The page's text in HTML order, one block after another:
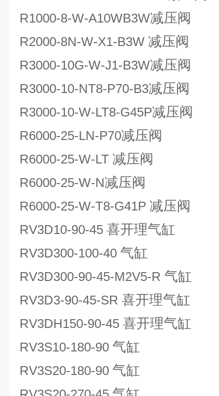
R1000-8-W-A10WB3W减压阀
R2000-8N-W-X1-B3W 减压阀
R3000-10G-W-J1-B3W减压阀
R3000-10-NT8-P70-B3减压阀
R3000-10-W-LT8-G45P减压阀
R6000-25-LN-P70减压阀
R6000-25-W-LT 减压阀
R6000-25-W-N减压阀
R6000-25-W-T8-G41P 减压阀
RV3D10-90-45 喜开理气缸
RV3D300-100-40 气缸
RV3D300-90-45-M2V5-R 气缸
RV3D3-90-45-SR 喜开理气缸
RV3DH150-90-45 喜开理气缸
RV3S10-180-90 气缸
RV3S20-180-90 气缸